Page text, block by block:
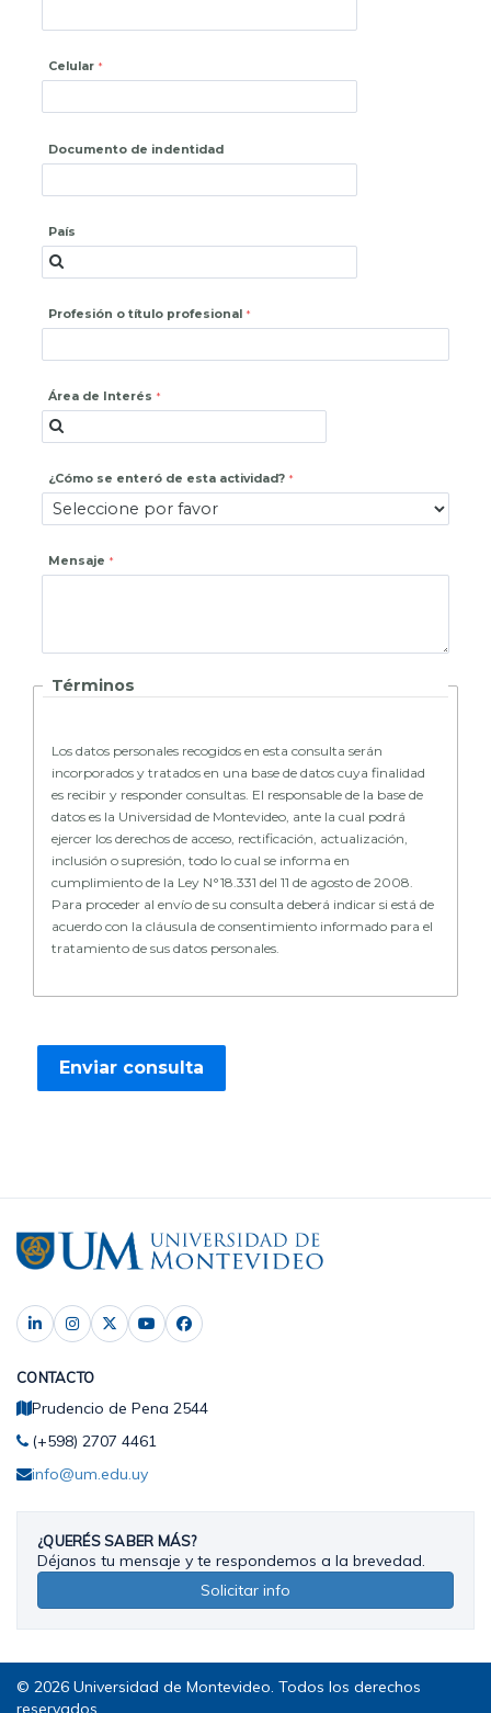
Celular
Documento de indentidad
País
Profesión o título profesional
Área de Interés
¿Cómo se enteró de esta actividad?
Mensaje
Términos
Los datos personales recogidos en esta consulta serán
incorporados y tratados en una base de datos cuya finalidad
es recibir y responder consultas. El responsable de la base de
datos es la Universidad de Montevideo, ante la cual podrá
ejercer los derechos de acceso, rectificación, actualización,
inclusión o supresión, todo lo cual se informa en
cumplimiento de la Ley N°18.331 del 11 de agosto de 2008.
Para proceder al envío de su consulta deberá indicar si está de
acuerdo con la cláusula de consentimiento informado para el
tratamiento de sus datos personales.
CONTACTO
Prudencio de Pena 2544
(+598) 2707 4461
info@um.edu.uy
¿QUERÉS SABER MÁS?
Déjanos tu mensaje y te respondemos a la brevedad.
Solicitar info
© 2026 Universidad de Montevideo. Todos los derechos